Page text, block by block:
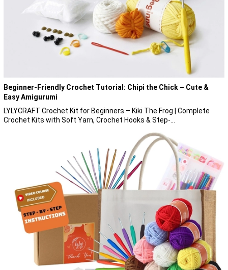
Beginner-Friendly Crochet Tutorial: Chipi the Chick – Cute &
Easy Amigurumi
LYLYCRAFT Crochet Kit for Beginners – Kiki The Frog | Complete
Crochet Kits with Soft Yarn, Crochet Hooks & Step-...